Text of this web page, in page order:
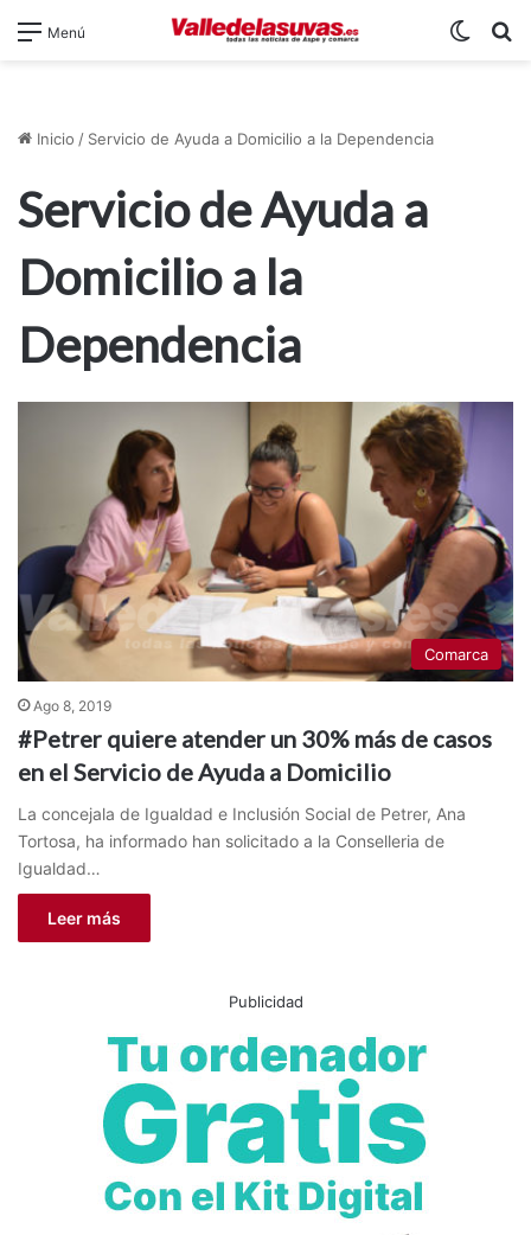
Menú
Inicio / Servicio de Ayuda a Domicilio a la Dependencia
Servicio de Ayuda a
Domicilio a la
Dependencia
Comarca
Ago 8, 2019
#Petrer quiere atender un 30% más de casos
en el Servicio de Ayuda a Domicilio
La concejala de Igualdad e Inclusión Social de Petrer, Ana
Tortosa, ha informado han solicitado a la Conselleria de
Igualdad…
Leer más
Publicidad